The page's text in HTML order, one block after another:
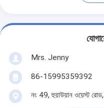
Mrs. Jenny
86-15995359392
নং 49, হুয়াউয়ান ওয়েস্ট রোড,